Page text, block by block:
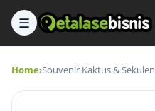
☰
Home›Souvenir Kaktus & Sekulen